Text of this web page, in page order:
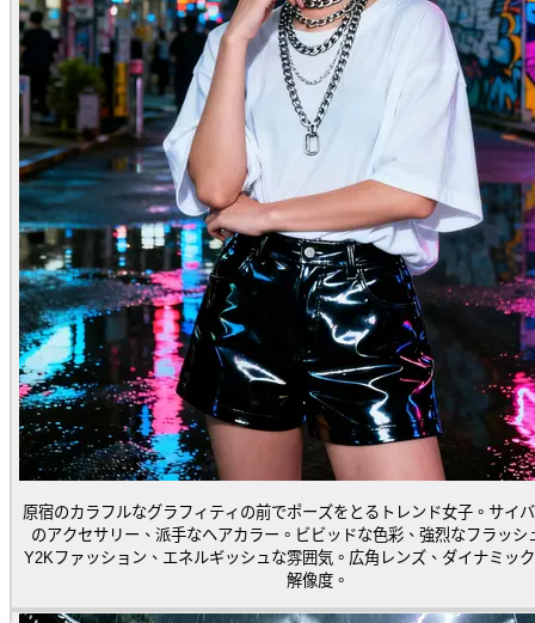
原宿のカラフルなグラフィティの前でポーズをとるトレンド女子。サイ
のアクセサリー、派手なヘアカラー。ビビッドな色彩、強烈なフラッシ
Y2Kファッション、エネルギッシュな雰囲気。広角レンズ、ダイナミッ
解像度。